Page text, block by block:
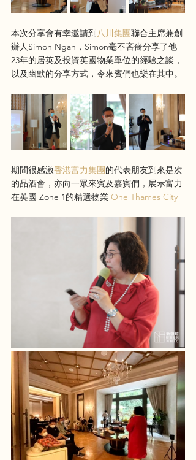
本次分享會有幸邀請到八川集團聯合主席兼創
辦人Simon Ngan，Simon毫不吝嗇分享了他
23年的居英及投資英國物業單位的經驗之談，
以及幽默的分享方式，令來賓們也樂在其中。
期間很感激香港富力集團的代表朋友到來是次
的品酒會，亦向一眾來賓及嘉賓們，展示富力
在英國 Zone 1的精選物業 One Thames City